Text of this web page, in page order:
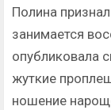
Полина
занимается
опубликовала
жуткие
ношение